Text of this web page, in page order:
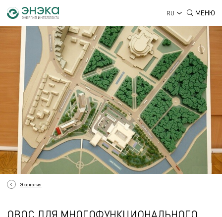
RU МЕНЮ
Экология
ОВОС ДЛЯ МНОГОФУНКЦИОНАЛЬНОГО